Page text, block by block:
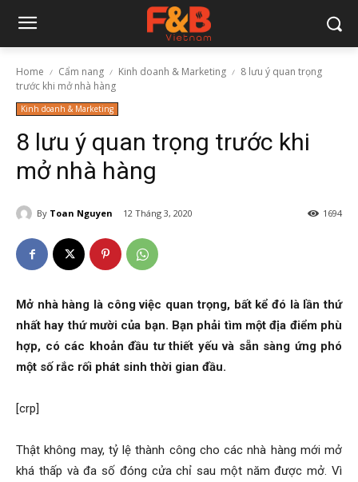
Home Cẩm nang Kinh doanh & Marketing
8 lưu ý quan trọng
trước khi mở nhà hàng
Kinh doanh & Marketing
8 lưu ý quan trọng trước khi
mở nhà hàng
By Toan Nguyen 12 Tháng 3, 2020 1694
Mở nhà hàng là công việc quan trọng, bất kể đó là lần thứ
nhất hay thứ mười của bạn. Bạn phải tìm một địa điểm phù
hợp, có các khoản đầu tư thiết yếu và sẵn sàng ứng phó
một số rắc rối phát sinh thời gian đầu.
[crp]
Thật không may, tỷ lệ thành công cho các nhà hàng mới mở
khá thấp và đa số đóng cửa chỉ sau một năm được mở. Vì